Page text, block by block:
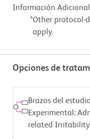
Información
Other protocol-
apply.
Opciones de
Brazos del estudio
Experimental:
related Irritability